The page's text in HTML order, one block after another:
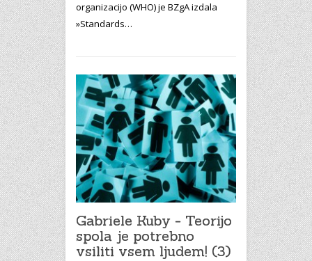
organizacijo (WHO) je BZgA izdala
»Standards…
Gabriele Kuby - Teorijo
spola je potrebno
vsiliti vsem ljudem! (3)